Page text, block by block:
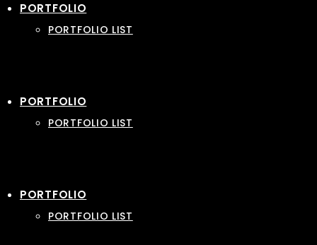
PORTFOLIO
PORTFOLIO LIST
PORTFOLIO
PORTFOLIO LIST
PORTFOLIO
PORTFOLIO LIST